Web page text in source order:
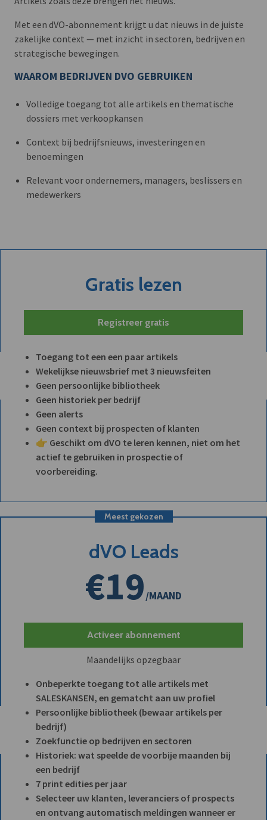
Met een dVO-abonnement krijgt u dat nieuws in de juiste
zakelijke context — met inzicht in sectoren, bedrijven en
strategische bewegingen.
WAAROM BEDRIJVEN DVO GEBRUIKEN
Volledige toegang tot alle artikels en thematische
dossiers met verkoopkansen
Context bij bedrijfsnieuws, investeringen en
benoemingen
Relevant voor ondernemers, managers, beslissers en
medewerkers
Gratis lezen
Registreer gratis
Toegang tot een een paar artikels
Wekelijkse nieuwsbrief met 3 nieuwsfeiten
Geen persoonlijke bibliotheek
Geen historiek per bedrijf
Geen alerts
Geen context bij prospecten of klanten
👉 Geschikt om dVO te leren kennen, niet om het
actief te gebruiken in prospectie of
voorbereiding.
Meest gekozen
dVO Leads
€19/MAAND
Activeer abonnement
Maandelijks opzegbaar
Onbeperkte toegang tot alle artikels met
SALESKANSEN, en gematcht aan uw profiel
Persoonlijke bibliotheek (bewaar artikels per
bedrijf)
Zoekfunctie op bedrijven en sectoren
Historiek: wat speelde de voorbije maanden bij
een bedrijf
7 print edities per jaar
Selecteer uw klanten, leveranciers of prospects
en ontvang automatisch meldingen wanneer er